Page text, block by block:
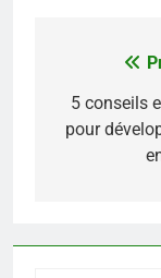
de
l’article
5 conseils
pour